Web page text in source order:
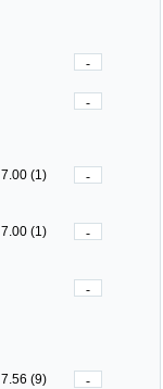
-
-
7.00 (1)
-
7.00 (1)
-
-
7.56 (9)
-